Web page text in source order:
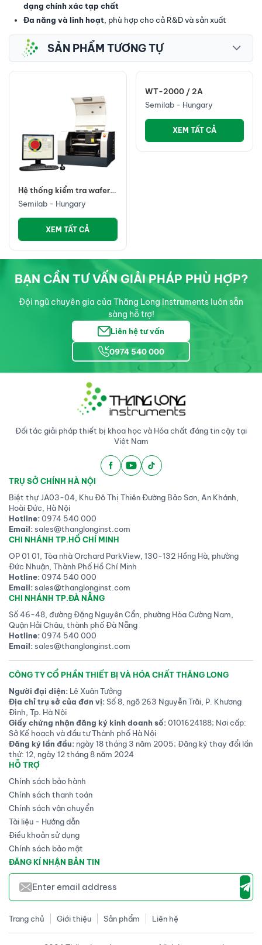
dạng chính xác tạp chất
Đa năng và linh hoạt , phù hợp cho cả R&D và sản xuất
SẢN PHẨM TƯƠNG TỰ
Hệ thống kiểm tra wafer
để bàn đa năng, WT-
Semilab - Hungary
XEM TẤT CẢ
WT-2000 / 2A
Semilab - Hungary
XEM TẤT CẢ
BẠN CẦN TƯ VẤN GIẢI PHÁP PHÙ HỢP?
Đội ngũ chuyên gia của Thăng Long Instruments luôn sẵn
sàng hỗ trợ!
Liên hệ tư vấn
0974 540 000
Đối tác giải pháp thiết bị khoa học và Hóa chất đáng tin cậy tại
Việt Nam
TRỤ SỞ CHÍNH HÀ NỘI
Biệt thự JA03-04, Khu Đô Thị Thiên Đường Bảo Sơn, An Khánh,
Hoài Đức, Hà Nội
Hotline:0974 540 000
Email:sales@thanglonginst.com
CHI NHÁNH TP.HỒ CHÍ MINH
OP 01 01, Tòa nhà Orchard ParkView, 130-132 Hồng Hà, phường
Đức Nhuận, Thành Phố Hồ Chí Minh
Hotline:0974 540 000
Email:sales@thanglonginst.com
CHI NHÁNH TP.ĐÀ NẴNG
Số 46-48, đường Đặng Nguyên Cẩn, phường Hòa Cường Nam,
Quận Hải Châu, thành phố Đà Nẵng
Hotline:0974 540 000
Email:sales@thanglonginst.com
CÔNG TY CỔ PHẦN THIẾT BỊ VÀ HÓA CHẤT THĂNG LONG
Người đại diện: Lê Xuân Tưởng
Địa chỉ trụ sở của đơn vị:Số 8, ngõ 263 Nguyễn Trãi, P. Khương
Đình, Tp. Hà Nội
Giấy chứng nhận đăng ký kinh doanh số:0101624188; Nơi cấp:
Sở Kế hoạch và đầu tư Thành phố Hà Nội
Đăng ký lần đầu: ngày 18 tháng 3 năm 2005; Đăng ký thay đổi lần
thứ: 12, ngày 12 tháng 8 năm 2024
HỖ TRỢ
Chính sách bảo hành
Chính sách thanh toán
Chính sách vận chuyển
Tài liệu - Hướng dẫn
Điều khoản sử dụng
Chính sách bảo mật
ĐĂNG KÍ NHẬN BẢN TIN
Trang chủ Giới thiệu Sản phẩm Liên hệ